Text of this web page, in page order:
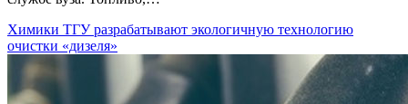
Химики ТГУ разрабатывают экологичную технологию
очистки «дизеля»